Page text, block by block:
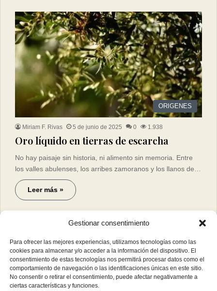
Gestionar consentimiento
Para ofrecer las mejores experiencias, utilizamos tecnologías como las
cookies para almacenar y/o acceder a la información del dispositivo. El
consentimiento de estas tecnologías nos permitirá procesar datos como el
comportamiento de navegación o las identificaciones únicas en este sitio.
No consentir o retirar el consentimiento, puede afectar negativamente a
ciertas características y funciones.
ORIGENES
Miriam F. Rivas 5 de junio de 2025 0 1.938
Oro líquido en tierras de escarcha
No hay paisaje sin historia, ni alimento sin memoria. Entre
los valles abulenses, los arribes zamoranos y los llanos de…
Leer más »